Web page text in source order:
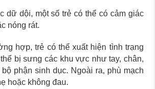
dữ dội, một số trẻ có thể có cảm giác
nóng rát.
hợp, trẻ có thể xuất hiện tình trạng
bị sưng các khu vực như tay, chân,
phận sinh dục. Ngoài ra, phù mạch
hoặc không đau.